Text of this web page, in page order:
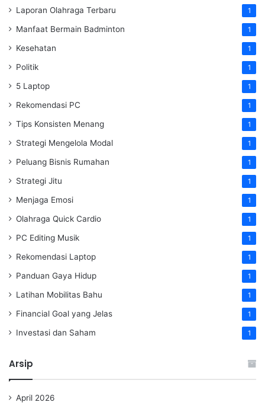
Laporan Olahraga Terbaru 1
Manfaat Bermain Badminton 1
Kesehatan 1
Politik 1
5 Laptop 1
Rekomendasi PC 1
Tips Konsisten Menang 1
Strategi Mengelola Modal 1
Peluang Bisnis Rumahan 1
Strategi Jitu 1
Menjaga Emosi 1
Olahraga Quick Cardio 1
PC Editing Musik 1
Rekomendasi Laptop 1
Panduan Gaya Hidup 1
Latihan Mobilitas Bahu 1
Financial Goal yang Jelas 1
Investasi dan Saham 1
Arsip
April 2026